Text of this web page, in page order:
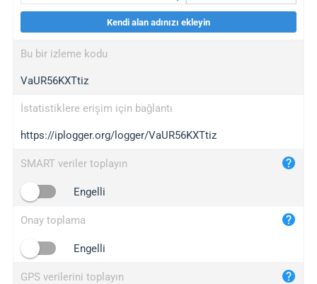
wl.gl
ed.tc
bc.ax
iplogger.com
maper.info
2no.co
yip.su
iplogger.info
Kendi alan adınızı ekleyin
Bu bir izleme kodu
VaUR56KXTtiz
İstatistiklere erişim için bağlantı
https://iplogger.org/logger/VaUR56KXTtiz
SMART veriler toplayın
Engelli
Onay toplama
Engelli
GPS verilerini toplayın